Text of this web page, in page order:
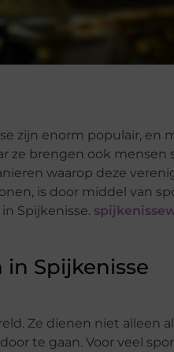
zijn enorm populair, en
ze brengen ook mensen
waarop deze
is door middel van
Spijkenisse.
Spijkenisse
Ze dienen niet alleen
te gaan. Voor veel